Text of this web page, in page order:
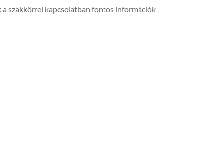
szakkörrel kapcsolatban fontos információk